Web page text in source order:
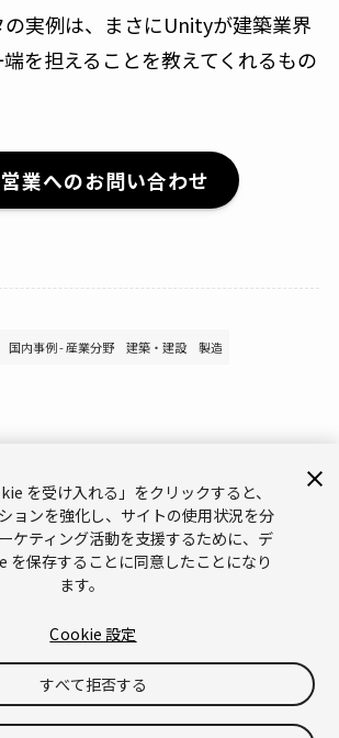
実例は、まさにUnityが建築業界
を担えることを教えてくれるもの
営業へのお問い合わせ
国内事例 - 産業分野 建築・建設 製造
お問い合わせ
メールマガジン
ン（英語）
© 2026 Unity Technologies
を受け入れる」をクリックすると、
ョンを強化し、サイトの使用状況を分
ケティング活動を支援するために、デ
を保存することに同意したことになり
ます。
Cookie 設定
すべて拒否する